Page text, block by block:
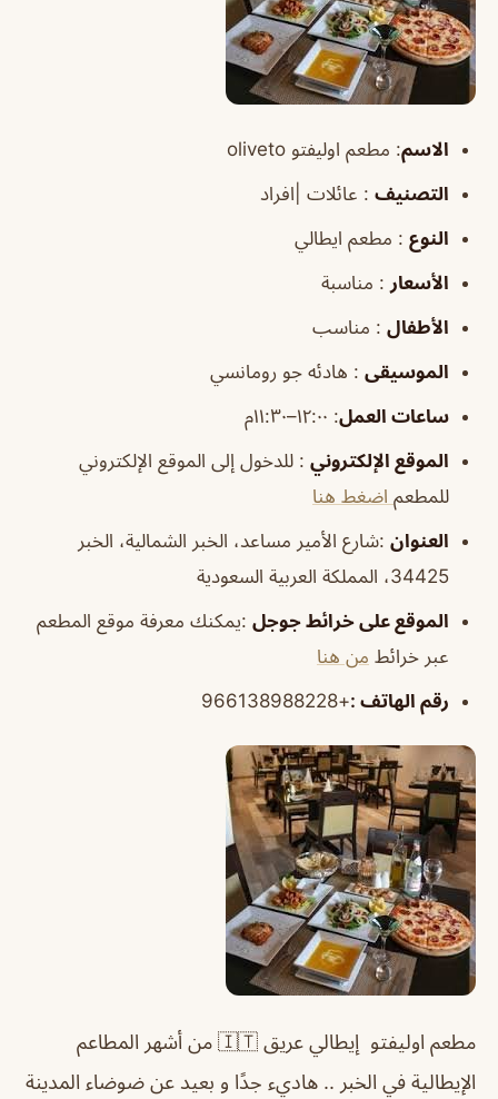
الاسم: مطعم اوليفتو oliveto
التصنيف : عائلات |افراد
النوع : مطعم ايطالي
الأسعار : مناسبة
الأطفال : مناسب
الموسيقى : هادئه جو رومانسي
ساعات العمل:
الموقع الإلكتروني : للدخول إلى الموقع الإلكتروني
للمطعم اضغط هنا
العنوان :شارع الأمير مساعد، الخبر الشمالية، الخبر
34425، المملكة العربية السعودية
الموقع على خرائط جوجل :يمكنك معرفة موقع المطعم
عبر خرائط من هنا
رقم الهاتف :
+966138988228
مطعم اوليفتو إيطالي عريق 🇮🇹 من أشهر المطاعم
الإيطالية في الخبر .. هاديء جدًا و بعيد عن ضوضاء المدينة